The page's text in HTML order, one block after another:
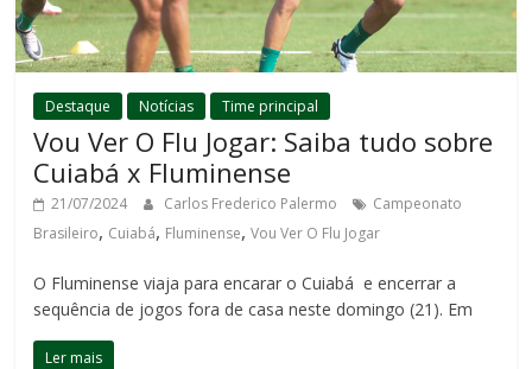
Destaque Notícias Time principal
Vou Ver O Flu Jogar: Saiba tudo sobre
Cuiabá x Fluminense
21/07/2024 Carlos Frederico Palermo
Campeonato
Brasileiro, Cuiabá, Fluminense,Vou Ver O Flu Jogar
O Fluminense viaja para encarar o Cuiabá e encerrar a
sequência de jogos fora de casa neste domingo (21). Em
Ler mais